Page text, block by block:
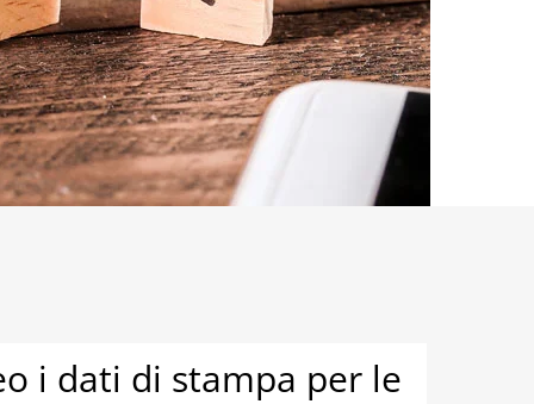
i dati di stampa per le